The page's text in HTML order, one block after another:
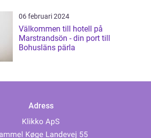
06 februari 2024
Välkommen till hotell på
Marstrandsön - din port till
Bohusläns pärla
Adress